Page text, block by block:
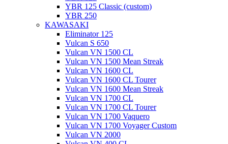
YBR 125 Classic (custom)
YBR 250
KAWASAKI
Eliminator 125
Vulcan S 650
Vulcan VN 1500 CL
Vulcan VN 1500 Mean Streak
Vulcan VN 1600 CL
Vulcan VN 1600 CL Tourer
Vulcan VN 1600 Mean Streak
Vulcan VN 1700 CL
Vulcan VN 1700 CL Tourer
Vulcan VN 1700 Vaquero
Vulcan VN 1700 Voyager Custom
Vulcan VN 2000